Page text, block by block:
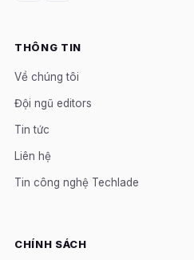
THÔNG TIN
Về chúng tôi
Đội ngũ editors
Tin tức
Liên hệ
Tin công nghệ Techlade
CHÍNH SÁCH